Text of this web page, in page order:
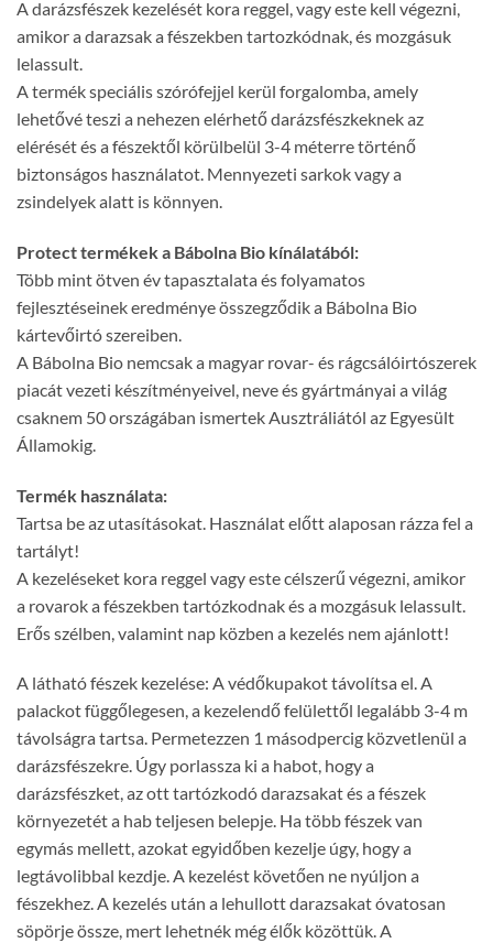
A darázsfészek kezelését kora reggel, vagy este kell végezni,
amikor a darazsak a fészekben tartozkódnak, és mozgásuk
lelassult.
A termék speciális szórófejjel kerül forgalomba, amely
lehetővé teszi a nehezen elérhető darázsfészkeknek az
elérését és a fészektől körülbelül 3-4 méterre történő
biztonságos használatot. Mennyezeti sarkok vagy a
zsindelyek alatt is könnyen.
Protect termékek a Bábolna Bio kínálatából:
Több mint ötven év tapasztalata és folyamatos
fejlesztéseinek eredménye összegződik a Bábolna Bio
kártevőirtó szereiben.
A Bábolna Bio nemcsak a magyar rovar- és rágcsálóirtószerek
piacát vezeti készítményeivel, neve és gyártmányai a világ
csaknem 50 országában ismertek Ausztráliától az Egyesült
Államokig.
Termék használata:
Tartsa be az utasításokat. Használat előtt alaposan rázza fel a
tartályt!
A kezeléseket kora reggel vagy este célszerű végezni, amikor
a rovarok a fészekben tartózkodnak és a mozgásuk lelassult.
Erős szélben, valamint nap közben a kezelés nem ajánlott!
A látható fészek kezelése: A védőkupakot távolítsa el. A
palackot függőlegesen, a kezelendő felülettől legalább 3-4 m
távolságra tartsa. Permetezzen 1 másodpercig közvetlenül a
darázsfészekre. Úgy porlassza ki a habot, hogy a
darázsfészket, az ott tartózkodó darazsakat és a fészek
környezetét a hab teljesen belepje. Ha több fészek van
egymás mellett, azokat egyidőben kezelje úgy, hogy a
legtávolibbal kezdje. A kezelést követően ne nyúljon a
fészekhez. A kezelés után a lehullott darazsakat óvatosan
söpörje össze, mert lehetnék még élők közöttük. A